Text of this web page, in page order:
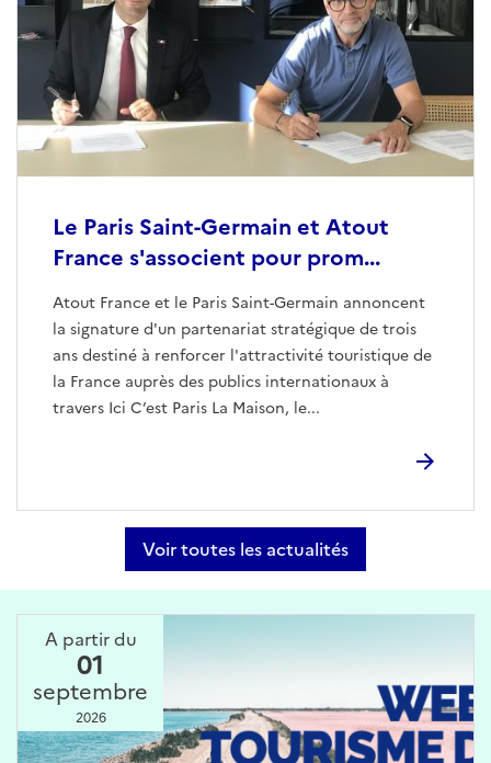
Le Paris Saint-Germain et Atout
France s'associent pour prom...
Atout France et le Paris Saint-Germain annoncent
la signature d'un partenariat stratégique de trois
ans destiné à renforcer l'attractivité touristique de
la France auprès des publics internationaux à
travers Ici C’est Paris La Maison, le...
Voir toutes les actualités
A partir du
01
septembre
2026